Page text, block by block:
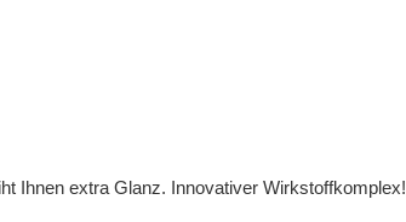
Ihnen extra Glanz. Innovativer Wirkstoffkomplex!